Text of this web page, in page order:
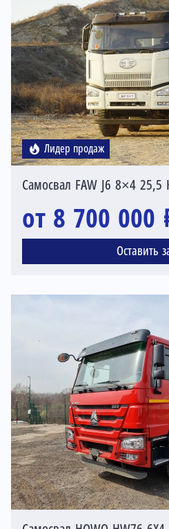
Лидер продаж
Самосвал FAW J6 8×4 25,5
от 8 700 000
Оставить